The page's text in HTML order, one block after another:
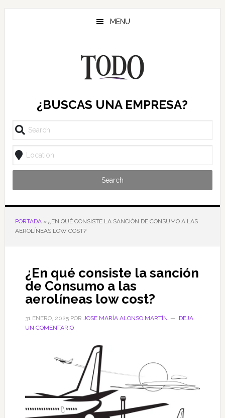
Saltar
Saltar
Saltar
MENU
¿BUSCAS UNA EMPRESA?
Search
PORTADA» ¿EN QUÉ CONSISTE LA SANCIÓN DE CONSUMO A LAS
AEROLÍNEAS LOW COST?
¿En qué consiste la sanción
de Consumo a las
aerolíneas low cost?
31 ENERO, 2025POR JOSE MARÍA ALONSO MARTÍN
DEJA
UN COMENTARIO